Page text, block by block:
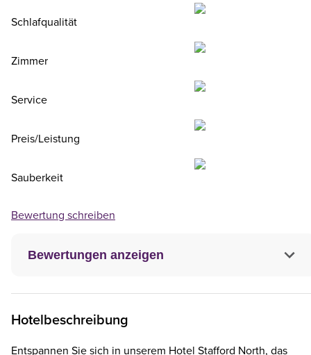
Bewertungen anzeigen
Schlafqualität
Zimmer
Service
Preis/Leistung
Sauberkeit
Bewertung schreiben
Hotelbeschreibung
Entspannen Sie sich in unserem Hotel Stafford North, das